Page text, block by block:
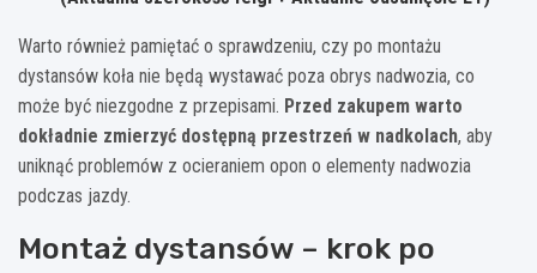
Warto również pamiętać o sprawdzeniu, czy po montażu
dystansów koła nie będą wystawać poza obrys nadwozia, co
może być niezgodne z przepisami. Przed zakupem warto
dokładnie zmierzyć dostępną przestrzeń w nadkolach, aby
uniknąć problemów z ocieraniem opon o elementy nadwozia
podczas jazdy.
Montaż dystansów – krok po